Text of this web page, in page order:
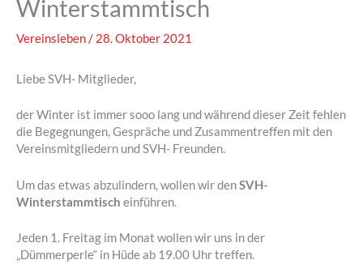
Winterstammtisch
Vereinsleben/ 28. Oktober 2021
Liebe SVH- Mitglieder,
der Winter ist immer sooo lang und während dieser Zeit fehlen
die Begegnungen, Gespräche und Zusammentreffen mit den
Vereinsmitgliedern und SVH- Freunden.
Um das etwas abzulindern, wollen wir denSVH-
Winterstammtisch einführen.
Jeden 1. Freitag im Monat wollen wir uns in der
„Dümmerperle“ in Hüde ab 19.00 Uhr treffen.